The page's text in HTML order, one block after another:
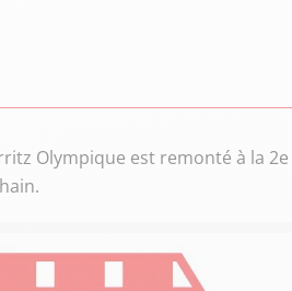
Olympique est remonté à la